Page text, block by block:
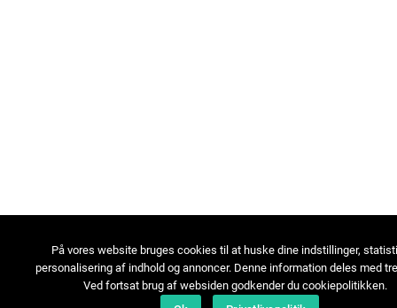
På vores website bruges cookies til at huske dine indstillinger,
personalisering af indhold og annoncer. Denne information deles med
Ved fortsat brug af websiden godkender du cookiepolitikken.